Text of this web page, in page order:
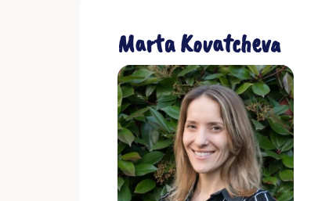
Marta Kovatcheva